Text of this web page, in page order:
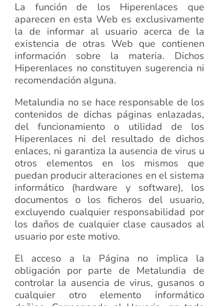
La función de los Hiperenlaces que
aparecen en esta Web es exclusivamente
la de informar al usuario acerca de la
existencia de otras Web que contienen
información sobre la materia. Dichos
Hiperenlaces no constituyen sugerencia ni
recomendación alguna.
Metalundia no se hace responsable de los
contenidos de dichas páginas enlazadas,
del funcionamiento o utilidad de los
Hiperenlaces ni del resultado de dichos
enlaces, ni garantiza la ausencia de virus u
otros elementos en los mismos que
puedan producir alteraciones en el sistema
informático (hardware y software), los
documentos o los ficheros del usuario,
excluyendo cualquier responsabilidad por
los daños de cualquier clase causados al
usuario por este motivo.
El acceso a la Página no implica la
obligación por parte de Metalundia de
controlar la ausencia de virus, gusanos o
cualquier otro elemento informático